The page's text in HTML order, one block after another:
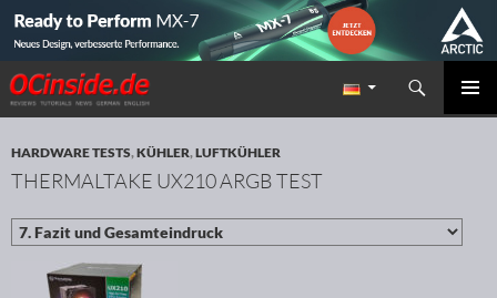
Redaktion ocinside.de PC Hardware Portal
Suchen
ZUM INHALT SPRINGEN
HARDWARE TESTS,KÜHLER,LUFTKÜHLER
THERMALTAKE UX210 ARGB TEST